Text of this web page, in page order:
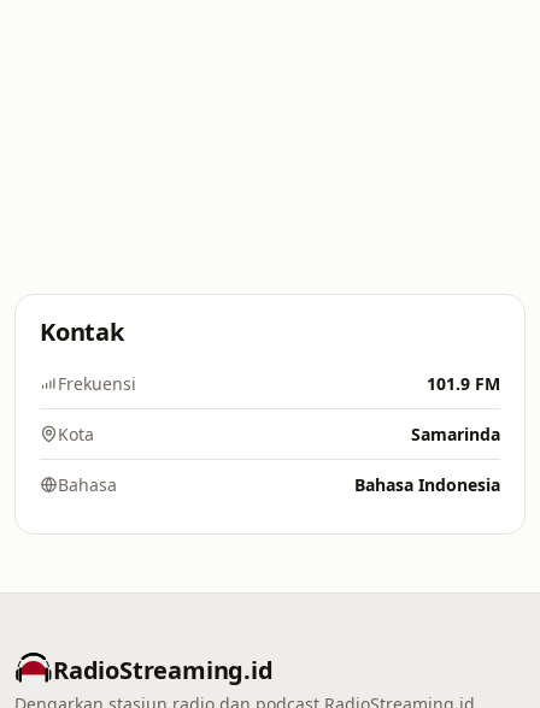
Kontak
Frekuensi 101.9 FM
Kota Samarinda
Bahasa Bahasa Indonesia
RadioStreaming.id